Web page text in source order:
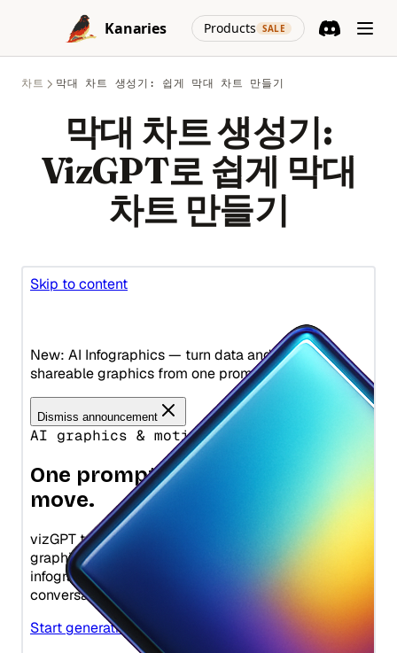
Skip to content
Kanaries
Products SALE
(opens in a
Discord Pack 스크립트에 대해 알아봅시다
판다스(Pandas)로 데이터 탐색적 분석: 완벽한 가이드
Generative Agents: Generative AI를 위한 차세대 혁신?
파이썬에서 구글 바드 API 사용하기: 빠른 안내서
Google Bard Jailbreak: 숨겨진 가능성을 밝히다
Google Data Studio 대 Tableau: 놓치면 안되는 깊이 있는 비교
간단한 단계: Google 스프레드시트에서 날짜 형식을 변경하는
[설명] 구글 스프레드시트에서 SUMIF와 COUNTIF를 사용하는
방법
연도, 월, 주, 날짜, 시간별로 데이터를 그룹화하는 방법
매력적인 다차원 데이터 시각화를 만드는 방법
Pandas에서 피벗 테이블을 손쉽게 만드는 방법
Pandas에서 CSV 파일을 읽는 방법 - 초보자를 위한 필수 가이드
일라클라우드 vs 리툴: 어느 것이 더 나은 로우코드 플랫폼일까
Matplotlib.pyplot를 import하는 중 오류 해결하기
IoT 데이터 시각화: 최고의 원격 IoT 데이터 시각화 도구
2023년에는 Looker 대체제 10개의 최고 대안
Looker vs. Tableau: 어떤 BI 도구가 우세할까?
학생과 초보자를 위한 상위 10개 간단한 머신 러닝 프로젝트
여러분이 알아야 할 최고의 메타베이스 대안 6가지
Ecoute: OpenAI GPT-3.5 기반의 실시간 의사소통 전사 도구
Exploring DB GPT: Next-Gen Tool for Natural Language
FinGPT: Revolutionizing Open-source Finance with Data-
Centric Approach
FinGPT: 데이터 중심 접근으로 금융 오픈소스 혁신하기
Fix 'Conversation Not Found' Error on ChatGPT: the Solution
From Prompt to Codebase: The Power of GPT Engineer
GPT Zero에서 높은 Perplexity 점수란 무엇인가요? AI 콘텐츠를
GPT for Technical Vetting: Revolutionizing Recruitment
GPT-3 개인 비서: 생산성 향상 및 작업 자동화
GPT-4 무료 사용하기: 포괄적인 가이드
GPT-4가 무료인가요? GPT-4에 대해 알아야 할 모든 것
GPT-Code UI: Unveiling an Open Source Alternative to the
ChatGPT Code Interpreter
GPT-Code UI: 챗GPT 코드 인터프리터의 오픈 소스 대안 공개
GPT-J: A Comprehensive Guide with Examples
GPT-J: 예제와 함께하는 종합 가이드
How Does ChatGPT Work: Explaining Large Language
Models in Detail
How Fix for 'Conversation Not Found' Error on ChatGPT with
Matplotlib 컬러맵: 파이썬에서 컬러 맵을 완벽하게 다루는 가이
이드
Matplotlib 히스토그램: Python에서 plt.hist()의 완전 가이드
Matplotlib로 그린 그래프를 파일로 저장하는 가장 빠른 방법
Matplotlib를 사용해 대화형 플롯 만드는 방법
Matplotlib에서 그림 크기 완전 정복: 실전 가이드 (예제 포함)
Matplotlib에서 축 제거하기: 상세 가이드
Matplotlib으로 데이터프레임을 위한 멋진 플롯 만들기
Navigating AttributeError: Module 'matplotlib.cbook' has
No Attribute 'Iterable'
Overcoming the 'matplotlib is currently using agg' Issue
PyPlot Figure: A Comprehensive Guide to Matplotlib's
Plotting Library
PyPlot 도표: Matplotlib의 플로팅 라이브러리에 대한 포괄적인
가이드
Remove Axes in Matplotlib: A Detailed Guide
Save Matplotlib Plot to File: The Quickest Way
Solving the Issue: 'AttributeError: module 'matplotlib' has
no attribute 'plot'
Troubleshooting: 'Module Matplotlib Has No Attribute Plot'
Pandas Melt: 와이드 데이터를 롱 포맷으로 리쉐이프하기 (완전
가이드)
Pandas Merge & Join: SQL 스타일 조인을 제대로 쓰기
Pandas Merge & Join: SQL-Style Joins Done Right
Pandas Merge: Python에서 DataFrame 병합하는 완벽 가이드
Pandas Merge: The Complete Guide to Merging
DataFrames in Python
Pandas MultiIndex: Hierarchical Indexing Guide
Pandas Pivot Table: Summarize and Reshape Data Like
Excel (Guide)
Pandas Pivot vs Melt: Reshape Data the Right Way
Pandas Pivot vs Melt: 데이터 리쉐이프 제대로 하기
Pandas Plot Histogram: Create and Customize Histograms
in Python
Pandas Plot Histogram: 파이썬에서 히스토그램 생성 및 사용자
Pandas Read Excel: How to Import Excel Files in Python
Pandas Read Excel: Python에서 Excel 파일 가져오는 방법
Pandas Rename Column: 6 Methods to Rename DataFrame
Columns in Python
Pandas Reorder Columns: 5 Methods to Rearrange
DataFrame Columns
Pandas Rolling Window: Rolling, Expanding, and EWM
Multiple Constructors in Python: Explained
NLTK Tokenization in Python: Quickly Get Started Here
Pandas DataFrame에 행과 열 추가하기: 전문가처럼 다루는 방
Pandas DataFrame에서 열 삭제하는 방법
Pandas 데이터프레임을 CSV로 내보내는 방법
PyPDF2: PDF 조작을 위한 최고의 Python 라이브러리
PyPDF2: The Ultimate Python Library for PDF Manipulation
Pyenv를 이용한 Python 버전 관리 방법
Pylance: Visual Studio Code를 위한 최고의 Python Language
Server Extension
Python *args and **kwargs Explained: The Complete
Guide
Python *args와 **kwargs 완벽 가이드: 가변 인자 완전 정복
Python Argparse: Build Command-Line Interfaces the Right
Way
Python Argparse: 명령줄 인터페이스를 제대로 만드는 법
Python Assert Statement: Debug Smarter, Not Harder
Python Assert: 더 똑똑하게 디버깅하기
Python Binning: Clearly Explained
Python Circular Import: How to Fix It (With Working
Streamlit-Authenticator: Streamlit 앱에서 사용자 인증 보호하
는 방법
Streamlit과 Plotly: 쉬운 대화형 데이터 시각화
Streamlit과 Seaborn 사용하기: 간단한 가이드
Streamlit에서 대화형 지도 표시하기: 쉬운 튜토리얼 및 예제 |
st.map
Streamlit을 사용하여 대화형 데이터 대시보드 구축: 포괄적인
VSCode에서 Streamlit을 제대로 사용하는 법
Want to Build Web Apps with Firebase and Streamlit?
What Is Streamlit Caching? st.cache_data vs
st.cache_resource
What Is Streamlit Selectbox? How to Use st.selectbox
What Is a Streamlit Button? How to Use st.button
[Streamlit Tutorial] Quickly Create Interactive Data
Visualization
[Streamlit 튜토리얼] 빠르게 대화형 데이터 시각화 만들기
[설명] Streamlit Selectbox: 사용법, 매개변수 및 예제
streamlit-chatbot
기본을 넘어: Streamlit 버튼 완벽 가이드
스트림릿에서 동적 탭 만들기: 빠른 시작
시작하기 위한 최고의 Streamlit 예제 및 튜토리얼
차트 막대 차트 생성기: 쉽게 막대 차트 만들기
막대 차트 생성기:
VizGPT로 쉽게 막대
차트 만들기